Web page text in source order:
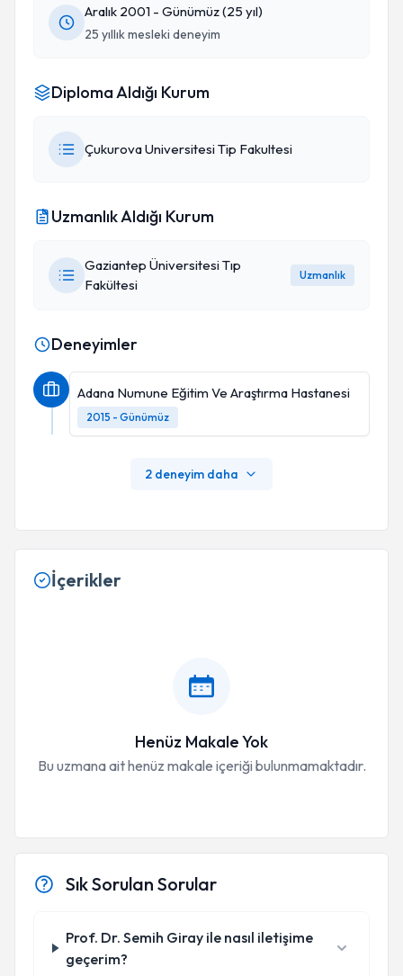
Aralık 2001 - Günümüz (25 yıl)
25 yıllık mesleki deneyim
Diploma Aldığı Kurum
Çukurova Universitesi Tip Fakultesi
Uzmanlık Aldığı Kurum
Gaziantep Üniversitesi Tıp
Fakültesi
Uzmanlık
Deneyimler
Adana Numune Eğitim Ve Araştırma Hastanesi
2015 - Günümüz
2 deneyim daha
İçerikler
Henüz Makale Yok
Bu uzmana ait henüz makale içeriği bulunmamaktadır.
Sık Sorulan Sorular
Prof. Dr. Semih Giray ile nasıl iletişime
geçerim?